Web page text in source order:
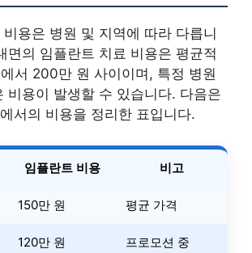
용은 병원 및 지역에 따라 다릅니
면의 임플란트 치료 비용은 평균적
서 200만 원 사이이며, 특정 병원
비용이 발생할 수 있습니다. 다음은
서의 비용을 정리한 표입니다.
임플란트 비용 비고
150만 원 평균 가격
120만 원 프로모션 중